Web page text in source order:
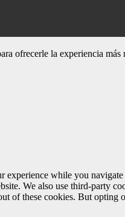
ofrecerle la experiencia
while you
We also use third-party
of these cookies. But